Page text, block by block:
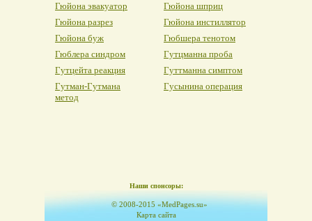
Гюйона эвакуатор
Гюйона шприц
Гюйона разрез
Гюйона инстиллятор
Гюйона буж
Гюбшера тенотом
Гюблера синдром
Гутцманна проба
Гутцейта реакция
Гуттманна симптом
Гутман-Гутмана
метод
Гусынина операция
Наши спонсоры:
© 2008-2015 «MedPages.su»
Карта сайта